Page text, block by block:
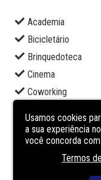
Academia
Bicicletário
Brinquedoteca
Cinema
Coworking
Espaço gourmet
Lounge
Usamos cookies
a sua experiência
você concorda
Termos